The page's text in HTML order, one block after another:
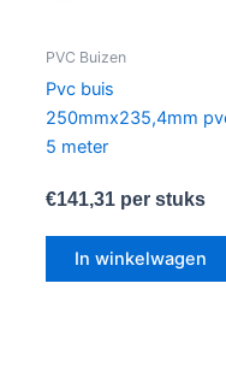
PVC Buizen
Pvc buis
250mmx235,4mm
5 meter
€141,31per stuks
In winkelwagen